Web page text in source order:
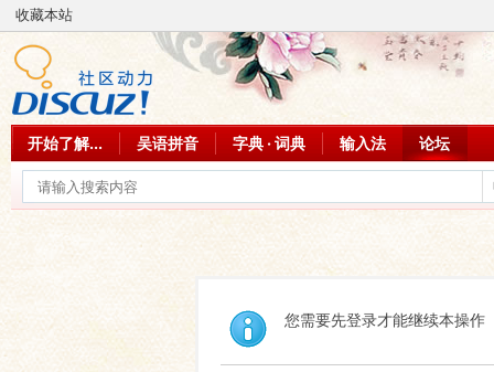
收藏本站
开始了解... 吴语拼音 字典 · 词典 输入法 论坛
您需要先登录才能继续本操作